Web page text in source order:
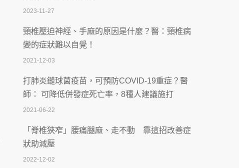
2026-07-07
深耕萬華55年 西園醫院回顧發展歷程與智慧
醫療布局
2026-07-06
【115年臺北市「防癌保衛戰：健康好禮一手
刮」】 宣導
2026-07-02
【無菸城市】 宣導
2026-07-02
4連霸議員黃秋澤癌逝！食道癌為何奪命快？
2023-11-27
頸椎壓迫神經、手麻的原因是什麼？醫：頸椎病
變的症狀難以自覺！
2021-12-03
打肺炎鏈球菌疫苗，可預防COVID-19重症？醫
師： 可降低併發症死亡率，8種人建議施打
2021-06-22
「脊椎狹窄」腰痛腿麻、走不動 靠這招改善症
狀助減壓
2022-12-02